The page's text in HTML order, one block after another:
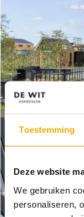
Toestemming
Deze website
We gebruiken
personaliseren,